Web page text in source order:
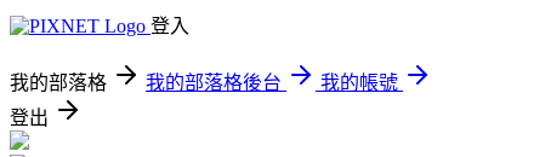
登入
我的部落格 我的部落格後台
我的帳號
登出